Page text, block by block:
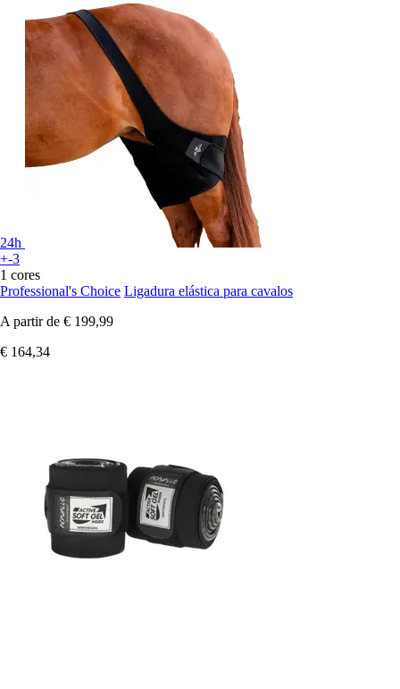
24h
+-3
1 cores
Professional's Choice Ligadura elástica para cavalos
A partir de € 199,99
€ 164,34